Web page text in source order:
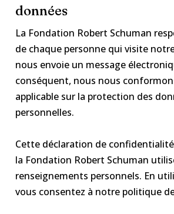
données
La Fondation Robert Schuman
de chaque personne qui visite
nous envoie un message
conséquent, nous nous
applicable sur la protection des
personnelles.
Cette déclaration de
la Fondation Robert Schuman
renseignements personnels. En
vous consentez à notre politique